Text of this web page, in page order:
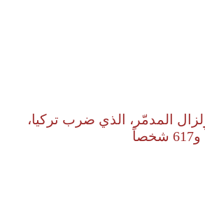
المدمّر، الذي ضرب تركيا،